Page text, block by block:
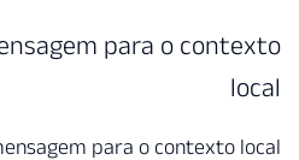
Adaptando a
A adaptação da